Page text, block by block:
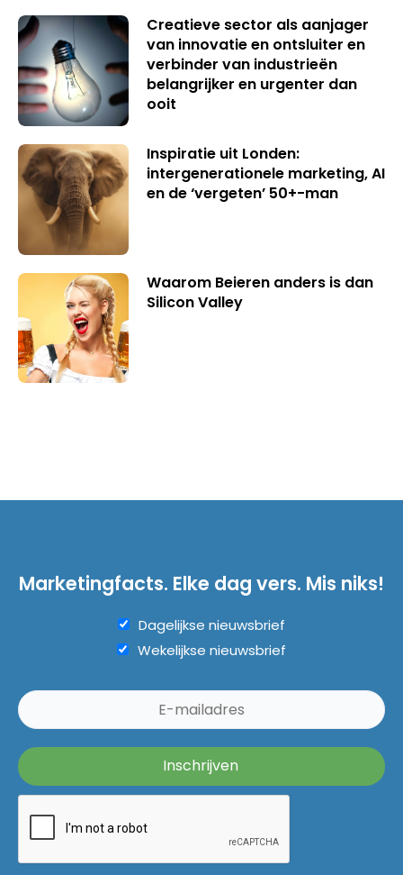
Creatieve sector als aanjager
van innovatie en ontsluiter en
verbinder van industrieën
belangrijker en urgenter dan
ooit
Inspiratie uit Londen:
intergenerationele marketing, AI
en de ‘vergeten’ 50+-man
Waarom Beieren anders is dan
Silicon Valley
Marketingfacts. Elke dag vers. Mis niks!
Dagelijkse nieuwsbrief
Wekelijkse nieuwsbrief